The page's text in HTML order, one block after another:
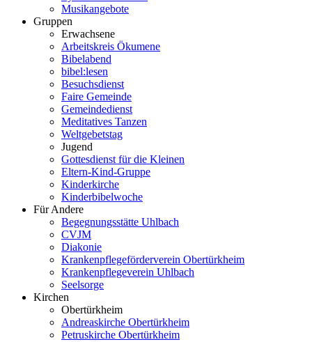
Musikangebote
Gruppen
Erwachsene
Arbeitskreis Ökumene
Bibelabend
bibel:lesen
Besuchsdienst
Faire Gemeinde
Gemeindedienst
Meditatives Tanzen
Weltgebetstag
Jugend
Gottesdienst für die Kleinen
Eltern-Kind-Gruppe
Kinderkirche
Kinderbibelwoche
Für Andere
Begegnungsstätte Uhlbach
CVJM
Diakonie
Krankenpflegeförderverein Obertürkheim
Krankenpflegeverein Uhlbach
Seelsorge
Kirchen
Obertürkheim
Andreaskirche Obertürkheim
Petruskirche Obertürkheim